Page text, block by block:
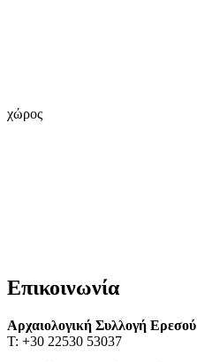
χώρος
Επικοινωνία
Αρχαιολογική Συλλογή Ερεσού
Τ: +30 22530 53037